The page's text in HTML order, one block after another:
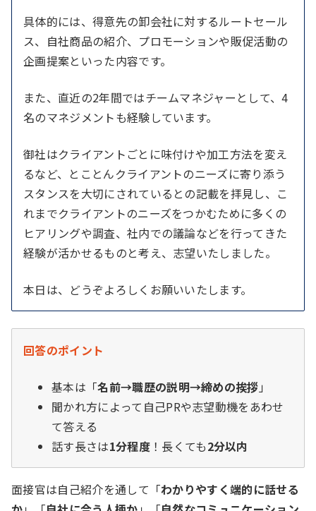
具体的には、得意先の卸会社に対するルートセール
ス、自社商品の紹介、プロモーションや販促活動の
企画提案といった内容です。
また、直近の2年間ではチームマネジャーとして、4
名のマネジメントも経験しています。
御社はクライアントごとに味付けや加工方法を変え
るなど、とことんクライアントのニーズに寄り添う
スタンスを大切にされているとの記載を拝見し、こ
れまでクライアントのニーズをつかむために多くの
ヒアリングや調査、社内での議論などを行ってきた
経験が活かせるものと考え、志望いたしました。
本日は、どうぞよろしくお願いいたします。
回答のポイント
基本は「名前→職歴の説明→締めの挨拶 」
聞かれ方によって自己PRや志望動機をあわせ
て答える
話す長さは1分程度！長くても2分以内
面接官は自己紹介を通して「わかりやすく端的に話せる